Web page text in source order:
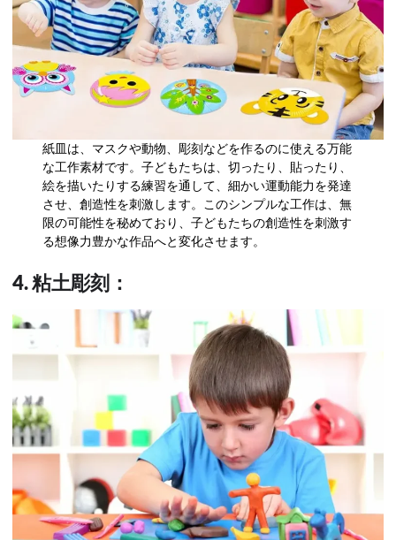
紙皿は、マスクや動物、彫刻などを作るのに使える万能
な工作素材です。子どもたちは、切ったり、貼ったり、
絵を描いたりする練習を通して、細かい運動能力を発達
させ、創造性を刺激します。このシンプルな工作は、無
限の可能性を秘めており、子どもたちの創造性を刺激す
る想像力豊かな作品へと変化させます。
4. 粘土彫刻：